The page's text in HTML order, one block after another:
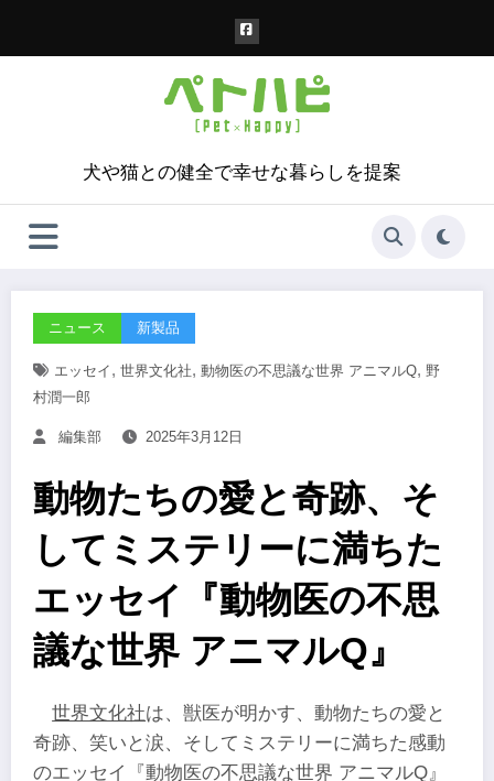
犬や猫との健全で幸せな暮らしを提案
ニュース 新製品
エッセイ , 世界文化社, 動物医の不思議な世界 アニマルQ, 野
村潤一郎
編集部 2025年3月12日
動物たちの愛と奇跡、そ
してミステリーに満ちた
エッセイ『動物医の不思
議な世界 アニマルQ』
世界文化社は、獣医が明かす、動物たちの愛と
奇跡、笑いと涙、そしてミステリーに満ちた感動
のエッセイ『動物医の不思議な世界 アニマルQ』